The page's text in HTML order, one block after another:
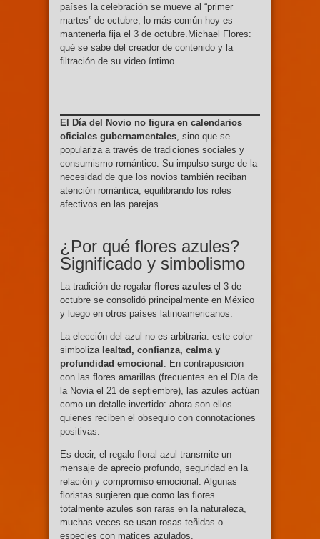
países la celebración se mueve al “primer
martes” de octubre, lo más común hoy es
mantenerla fija el 3 de octubre.Michael Flores:
qué se sabe del creador de contenido y la
filtración de su video íntimo
El Día del Novio no figura en calendarios
oficiales gubernamentales , sino que se
populariza a través de tradiciones sociales y
consumismo romántico. Su impulso surge de la
necesidad de que los novios también reciban
atención romántica, equilibrando los roles
afectivos en las parejas.
¿Por qué flores azules?
Significado y simbolismo
La tradición de regalar flores azules el 3 de
octubre se consolidó principalmente en México
y luego en otros países latinoamericanos.
La elección del azul no es arbitraria: este color
simboliza lealtad, confianza, calma y
profundidad emocional
. En contraposición
con las flores amarillas (frecuentes en el Día de
la Novia el 21 de septiembre), las azules actúan
como un detalle invertido: ahora son ellos
quienes reciben el obsequio con connotaciones
positivas.
Es decir, el regalo floral azul transmite un
mensaje de aprecio profundo, seguridad en la
relación y compromiso emocional. Algunas
floristas sugieren que como las flores
totalmente azules son raras en la naturaleza,
muchas veces se usan rosas teñidas o
especies con matices azulados.